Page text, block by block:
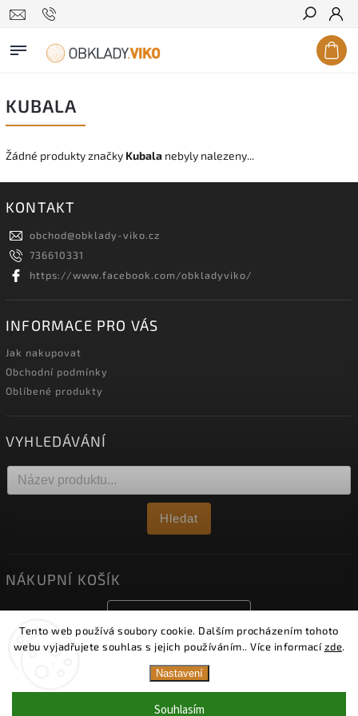
Tento web používá soubory cookie. Dalším procházením tohoto
webu vyjadřujete souhlas s jejich používáním.. Více informacízde.
Nastavení
Souhlasím
Upozornění: Od 1. 8. 2026 je naše vzorková prodejna
Hledat
KUBALA
Žádné produkty značky Kubala nebyly nalezeny...
KONTAKT
obchod@obklady-viko.cz
736610331
https://www.facebook.com/obkladyviko/
INFORMACE PRO VÁS
Jak nakupovat
Obchodní podmínky
Oblíbené produkty
VYHLEDÁVÁNÍ
Hledat
NÁKUPNÍ KOŠÍK
Obklady Viko. Všechna práva vyhrazena.